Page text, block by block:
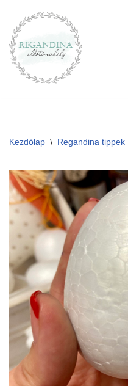
Skip
to
content
Kezdőlap \ Regandina tippek